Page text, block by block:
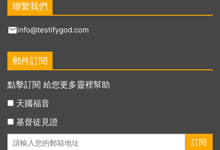
聯繫我們
info@testifygod.com
郵件訂閱
點擊訂閱 給您更多靈裡幫助
天國福音
基督徒見證